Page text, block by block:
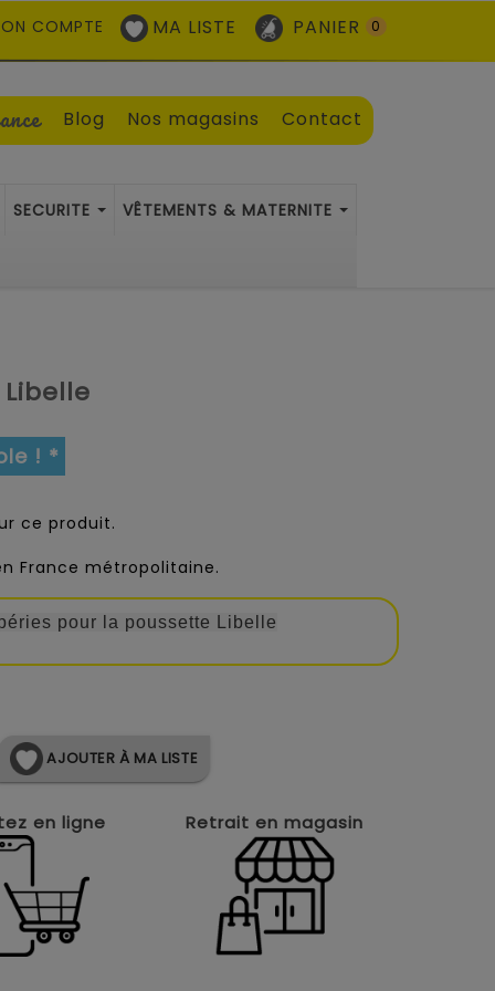
COMPTE MA LISTE PANIER 0
Blog Nos magasins Contact
SECURITE VÊTEMENTS & MATERNITE
! *
ce produit.
France métropolitaine.
pour la poussette Libelle
AJOUTER À MA LISTE
en ligne Retrait en magasin